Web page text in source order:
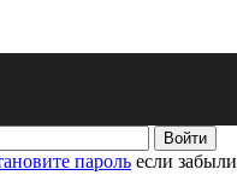
пароль если